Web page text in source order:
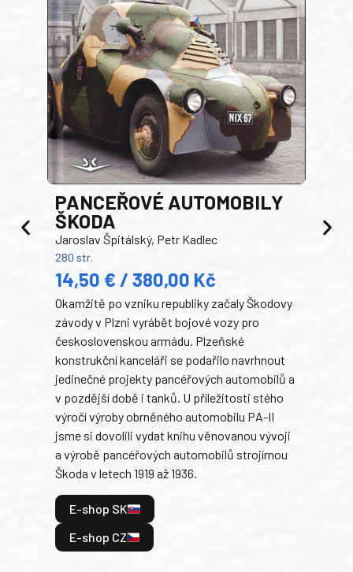
PANCEŘOVÉ AUTOMOBILY
ŠKODA
Jaroslav Špitálský, Petr Kadlec
280 str.
14,50 € / 380,00 Kč
Okamžitě po vzniku republiky začaly Škodovy
závody v Plzni vyrábět bojové vozy pro
československou armádu. Plzeňské
konstrukční kanceláři se podařilo navrhnout
jedinečné projekty pancéřových automobilů a
v pozdější době i tanků. U příležitosti stého
výročí výroby obrněného automobilu PA-II
jsme si dovolili vydat knihu věnovanou vývoji
a výrobě pancéřových automobilů strojírnou
Škoda v letech 1919 až 1936.
E-shop SK
E-shop CZ